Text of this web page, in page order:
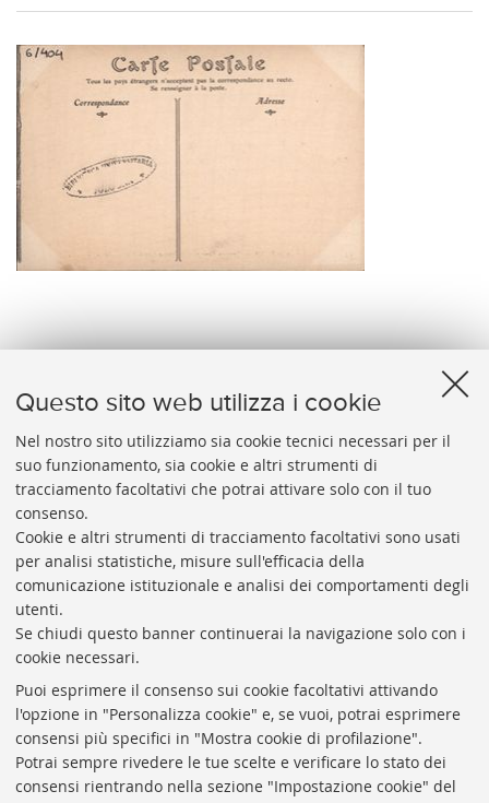
Questo sito web utilizza i cookie
Nel nostro sito utilizziamo sia cookie tecnici necessari per il
suo funzionamento, sia cookie e altri strumenti di
tracciamento facoltativi che potrai attivare solo con il tuo
consenso.
Cookie e altri strumenti di tracciamento facoltativi sono usati
per analisi statistiche, misure sull'efficacia della
comunicazione istituzionale e analisi dei comportamenti degli
utenti.
Se chiudi questo banner continuerai la navigazione solo con i
cookie necessari.
Puoi esprimere il consenso sui cookie facoltativi attivando
l'opzione in "Personalizza cookie" e, se vuoi, potrai esprimere
consensi più specifici in "Mostra cookie di profilazione".
Potrai sempre rivedere le tue scelte e verificare lo stato dei
consensi rientrando nella sezione "Impostazione cookie" del
UNIVERSITARIA
Presidente: prof. Francesco Citti
Coordinatrice gestionale: Maria Pia Torricelli
Responsabile Amministrativo: Luigia Di Pumpo
Via Zamboni, 33/35 - 40126 Bologna (BO)
Tel. +39 051 2088306 - Fax +39 051 2088385
bub.info@unibo.it
bub.biblioteca@pec.unibo.it
Dove siamo
Orario dei servizi